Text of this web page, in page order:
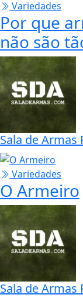
Variedades
Por que
não são
Sala de Armas
Variedades
O Armeiro